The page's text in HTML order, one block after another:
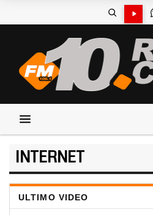
INTERNET
ULTIMO VIDEO